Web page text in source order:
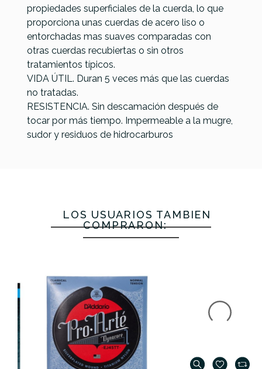
propiedades superficiales de la cuerda, lo que
proporciona unas cuerdas de acero liso o
entorchadas mas suaves comparadas con
otras cuerdas recubiertas o sin otros
tratamientos típicos.
VIDA ÚTIL. Duran 5 veces más que las cuerdas
no tratadas.
RESISTENCIA. Sin descamación después de
tocar por más tiempo. Impermeable a la mugre,
sudor y residuos de hidrocarburos
LOS USUARIOS TAMBIÉN
COMPRARON: